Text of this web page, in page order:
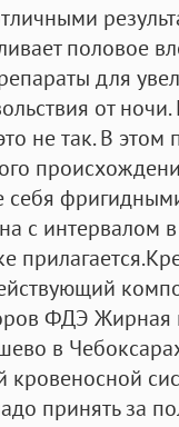
половое
для
от
не так. В этом
себя
с интервалом
ФДЭ Жирная
в
кровеносной
принять за